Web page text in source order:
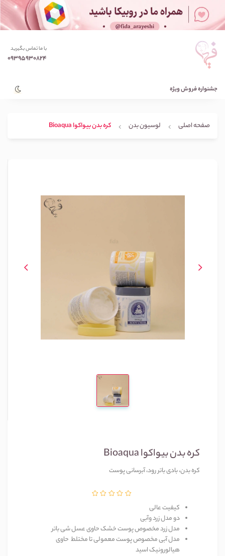
با ما تماس بگیرید
09395930824
جشنواره فروش ویژه
صفحه اصلی لوسیون بدن کره بدن بیواکوا Bioaqua
کره بدن بیواکوا Bioaqua
کره بدن، بادی باتر رود، آبرسانی پوست
کیفیت عالی
دو مدل زرد وآبی
مدل زرد مخصوص پوست خشک حاوی عسل شی باتر
مدل آبی مخصوص پوست معمولی تا مختلط حاوی
هیالورونیک اسید